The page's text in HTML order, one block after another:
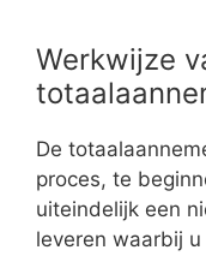
Werkwijze
De
proces, te
uiteindelijk een
leveren waarbij